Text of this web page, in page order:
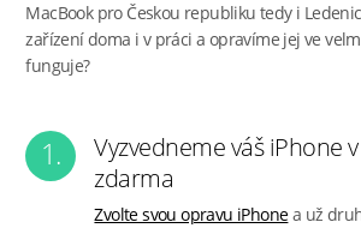
MacBook pro Českou republiku tedy i
zařízení doma i v práci a opravíme jej ve
funguje?
1.
Vyzvedneme váš iPhone
zdarma
Zvolte svou opravu iPhonea už